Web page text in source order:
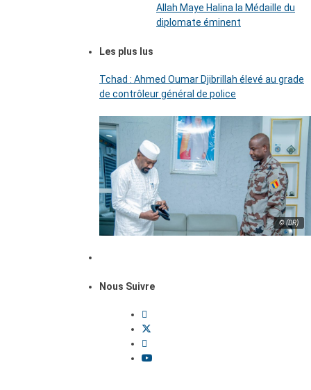
Allah Maye Halina la Médaille du
diplomate éminent
Les plus lus
Tchad : Ahmed Oumar Djibrillah élevé au grade
de contrôleur général de police
© (DR)
Nous Suivre